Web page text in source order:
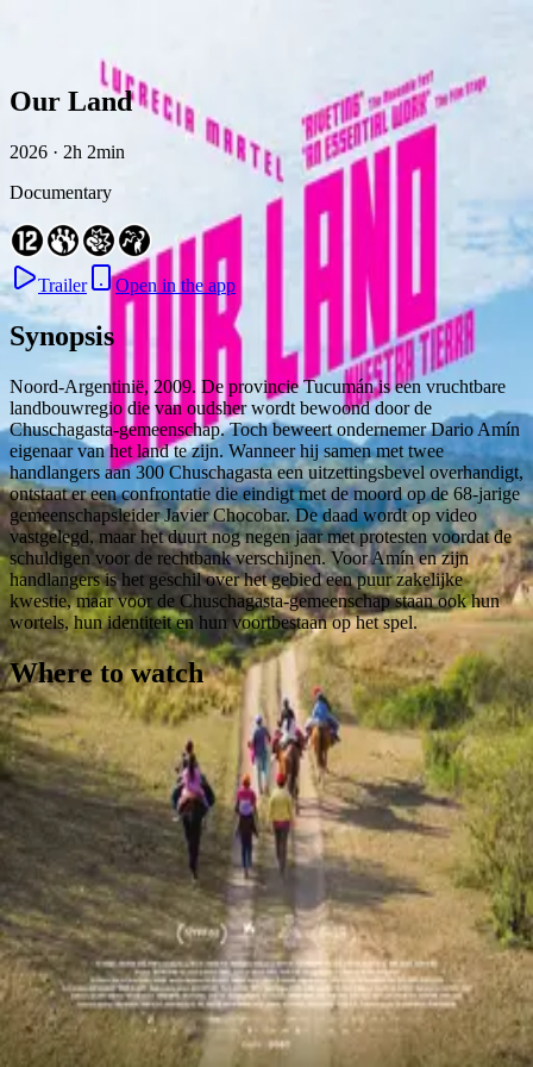
Our Land
2026 · 2h 2min
Documentary
Trailer Open in the app
Synopsis
Noord-Argentinië, 2009. De provincie Tucumán is een vruchtbare
landbouwregio die van oudsher wordt bewoond door de
Chuschagasta-gemeenschap. Toch beweert ondernemer Dario Amín
eigenaar van het land te zijn. Wanneer hij samen met twee
handlangers aan 300 Chuschagasta een uitzettingsbevel overhandigt,
ontstaat er een confrontatie die eindigt met de moord op de 68-jarige
gemeenschapsleider Javier Chocobar. De daad wordt op video
vastgelegd, maar het duurt nog negen jaar met protesten voordat de
schuldigen voor de rechtbank verschijnen. Voor Amín en zijn
handlangers is het geschil over het gebied een puur zakelijke
kwestie, maar voor de Chuschagasta-gemeenschap staan ook hun
wortels, hun identiteit en hun voortbestaan op het spel.
Where to watch
Contact FeedbackPrivacyTerms
©2026 Byoscoop ·a product of Boydroid B.V.